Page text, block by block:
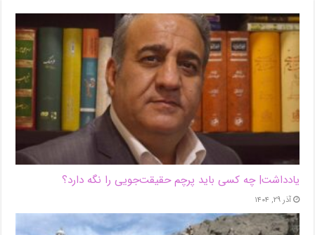
یادداشت| ‌چه کسی باید پرچم حقیقت‌جویی را نگه دارد؟
آذر ۲۹, ۱۴۰۴